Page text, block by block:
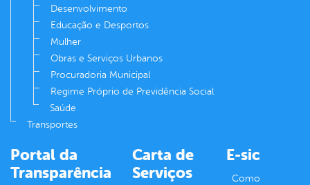
Desenvolvimento
Educação e Desportos
Mulher
Obras e Serviços Urbanos
Procuradoria Municipal
Regime Próprio de Previdência Social
Saúde
Transportes
Portal da
Transparência
Carta de
Serviços
E-sic
Como